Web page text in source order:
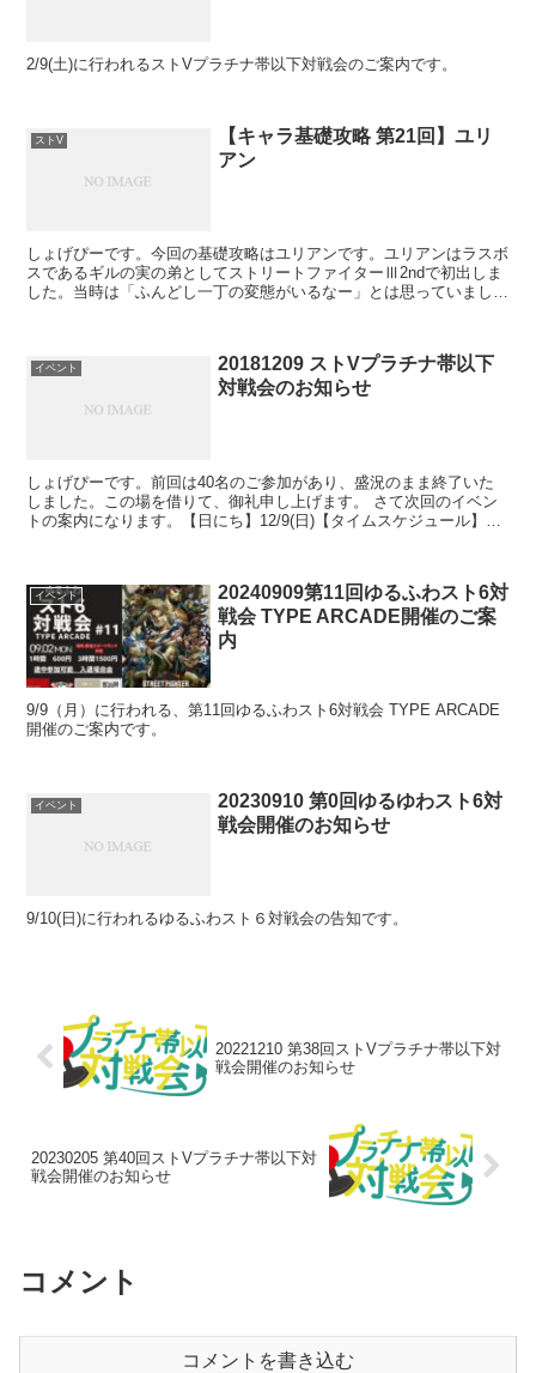
2/9(土)に行われるストVプラチナ帯以下対戦会のご案内です。
ストV
【キャラ基礎攻略 第21回】ユリ
アン
しょげぴーです。今回の基礎攻略はユリアンです。ユリアンはラスボ
スであるギルの実の弟としてストリートファイターⅢ2ndで初出しま
した。当時は「ふんどし一丁の変態がいるなー」とは思っていました
イベント
20181209 ストVプラチナ帯以下
対戦会のお知らせ
しょげぴーです。前回は40名のご参加があり、盛況のまま終了いた
しました。この場を借りて、御礼申し上げます。 さて次回のイベン
トの案内になります。【日にち】12/9(日)【タイムスケジュール】
イベント
20240909第11回ゆるふわスト6対
戦会 TYPE ARCADE開催のご案
内
9/9（月）に行われる、第11回ゆるふわスト6対戦会 TYPE ARCADE
開催のご案内です。
イベント
20230910 第0回ゆるゆわスト6対
戦会開催のお知らせ
9/10(日)に行われるゆるふわスト６対戦会の告知です。
20221210 第38回ストVプラチナ帯以下対
戦会開催のお知らせ
20230205 第40回ストVプラチナ帯以下対
戦会開催のお知らせ
コメント
コメントを書き込む